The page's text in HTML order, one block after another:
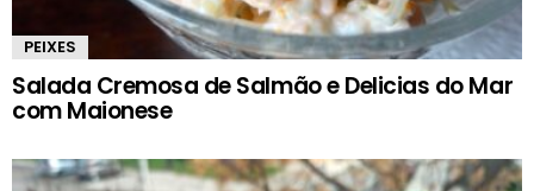
PEIXES
Salada Cremosa de Salmão e Delicias do Mar
com Maionese